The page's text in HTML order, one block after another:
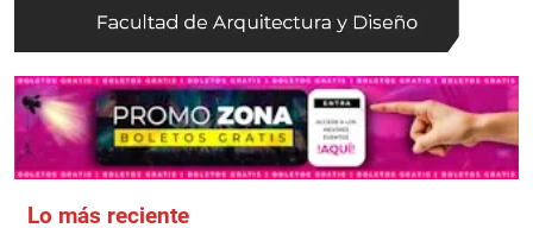
Lo más reciente